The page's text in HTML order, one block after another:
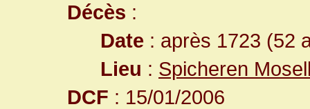
Décès :
Date : après 1723 (52
Lieu : Spicheren
DCF : 15/01/2006